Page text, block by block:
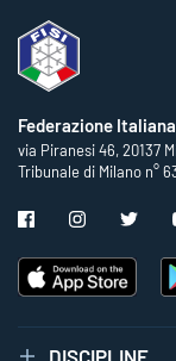
Federazione
via Piranesi 46, 20137
Tribunale di Milano n°